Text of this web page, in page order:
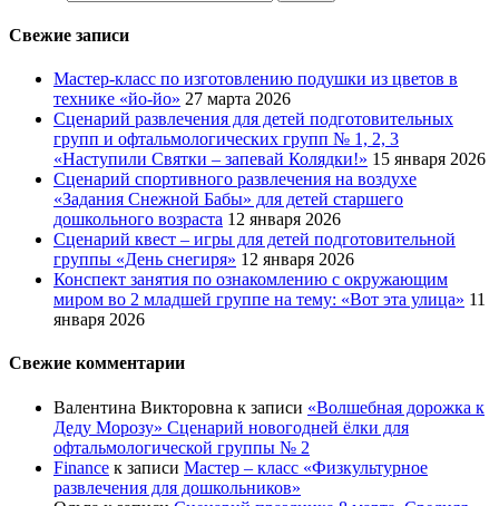
Свежие записи
Мастер-класс по изготовлению подушки из цветов в
технике «йо-йо» 27 марта 2026
Сценарий развлечения для детей подготовительных
групп и офтальмологических групп № 1, 2, 3
«Наступили Святки – запевай Колядки!» 15 января 2026
Сценарий спортивного развлечения на воздухе
«Задания Снежной Бабы» для детей старшего
дошкольного возраста 12 января 2026
Сценарий квест – игры для детей подготовительной
группы «День снегиря» 12 января 2026
Конспект занятия по ознакомлению с окружающим
миром во 2 младшей группе на тему: «Вот эта улица» 11
января 2026
Свежие комментарии
Валентина Викторовна к записи «Волшебная дорожка к
Деду Морозу» Сценарий новогодней ёлки для
офтальмологической группы № 2
Finance к записи Мастер – класс «Физкультурное
развлечения для дошкольников»